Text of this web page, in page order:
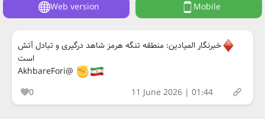
Web version Mobile
خبرنگار المیادین: منطقه تنگه هرمز شاهد درگیری و تبادل آتش
است
@AkhbareFori
0
11 June 2026 | 01:44